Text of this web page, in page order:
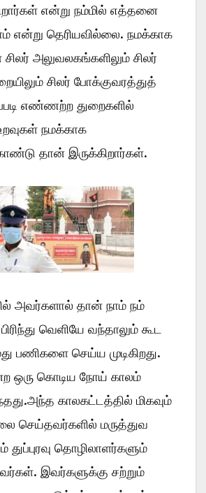
என்று நம்மில் எத்தனை
என்று தெரியவில்லை. நமக்காக
சிலர் அலுவலகங்களிலும் சிலர்
சிலர் போக்குவரத்துத்
எண்ணற்ற துறைகளில்
நமக்காக
தான் இருக்கிறார்கள்.
அவர்களால் தான் நாம் நம்
வெளியே வந்தாலும் கூட
பணிகளை செய்ய முடிகிறது.
ஒரு கொடிய நோய் காலம்
காலகட்டத்தில் மிகவும்
செய்தவர்களில் மருத்துவ
துப்புரவு தொழிலாளர்களும்
இவர்களுக்கு சற்றும்